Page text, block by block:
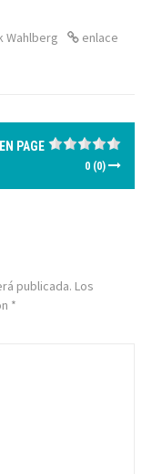
Wahlberg
enlace
PAGE
0 (0)
publicada. Los
*